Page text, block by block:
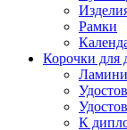
Рамки
Корочки для
К